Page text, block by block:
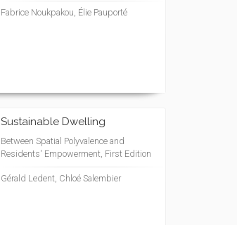
Fabrice Noukpakou, Élie Pauporté
Sustainable Dwelling
Between Spatial Polyvalence and
Residents' Empowerment, First Edition
Gérald Ledent, Chloé Salembier